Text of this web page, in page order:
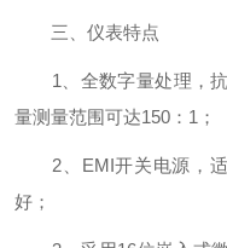
三、仪表特点
1、全数字量处理，抗
量测量范围可达150：1；
2、EMI开关电源，适
好；